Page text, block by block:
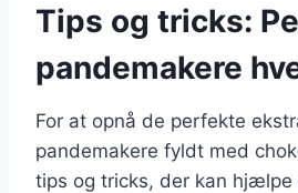
Tips og tricks:
pandemakere
For at opnå de perfekte
pandemakere fyldt med
tips og tricks, der kan hjælpe